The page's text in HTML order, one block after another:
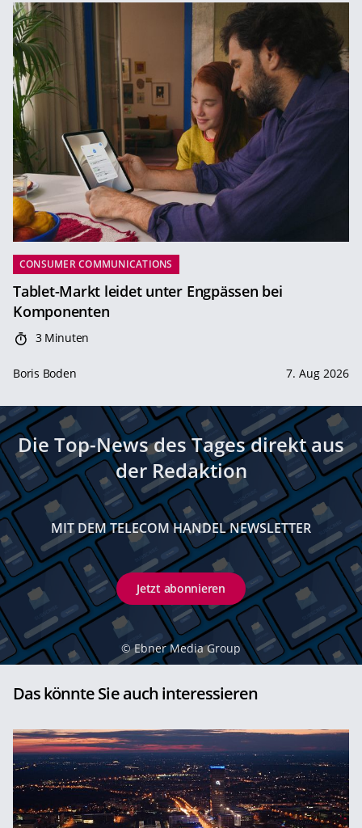
CONSUMER COMMUNICATIONS
Tablet-Markt leidet unter Engpässen bei
Komponenten
3 Minuten
Boris Boden 7. Aug 2026
Die Top-News des Tages direkt aus
der Redaktion
MIT DEM TELECOM HANDEL NEWSLETTER
Jetzt abonnieren
© Ebner Media Group
Das könnte Sie auch interessieren